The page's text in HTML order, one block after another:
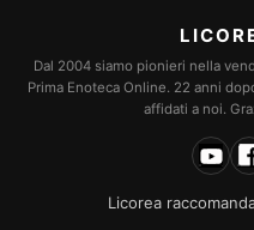
Dal 2004 siamo pionieri nella
Prima Enoteca Online. 22 anni
affidati a noi.
Licorea